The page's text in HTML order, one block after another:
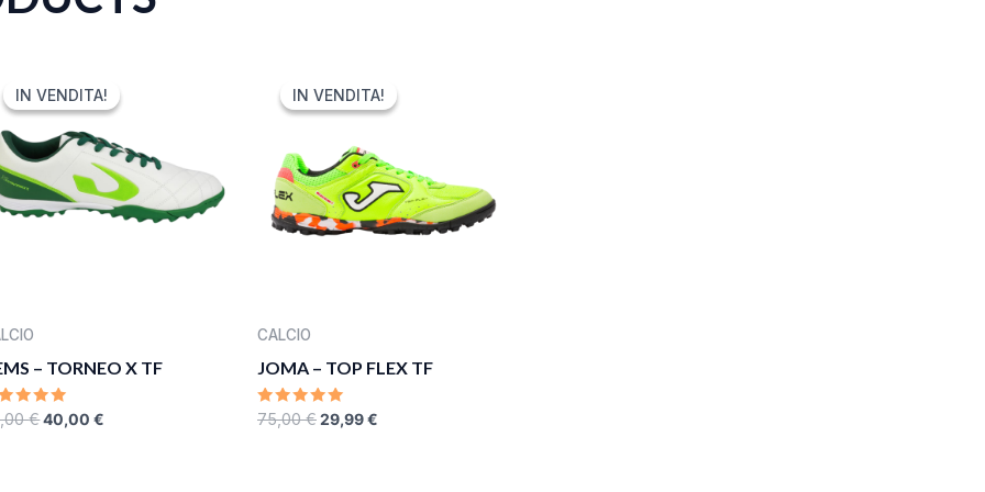
IN VENDITA!
IN VENDITA!
– TORNEO X TF
€
PRICE
WAS:
40,00€
PRICE
IS:
IN VENDITA!
IN VENDITA!
CALCIO
JOMA – TOP FLEX TF
RATED
75,00€
PRICE
WAS:
29,99€
PRICE
IS: